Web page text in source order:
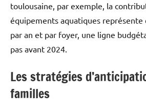
toulousaine, par exemple, la
équipements aquatiques représente
par an et par foyer, une ligne
pas avant 2024.
Les stratégies
familles